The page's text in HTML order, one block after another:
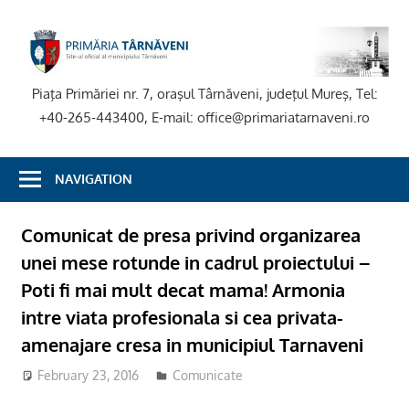
content
Piaţa Primăriei nr. 7, oraşul Târnăveni, judeţul Mureş, Tel:
+40-265-443400, E-mail: office@primariatarnaveni.ro
NAVIGATION
Comunicat de presa privind organizarea
unei mese rotunde in cadrul proiectului –
Poti fi mai mult decat mama! Armonia
intre viata profesionala si cea privata-
amenajare cresa in municipiul Tarnaveni
February 23, 2016 Comunicate